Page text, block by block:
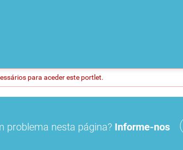
para aceder este portlet.
problema nesta página? Informe-nos